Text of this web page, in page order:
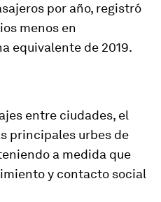
por año, registró
menos en
equivalente de 2019.
entre ciudades, el
principales urbes de
a medida que
y contacto social